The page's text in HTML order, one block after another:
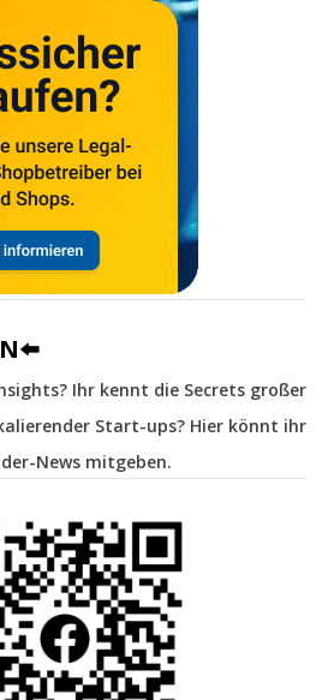
Ihr kennt die Secrets großer
Start-ups? Hier könnt ihr
News mitgeben.